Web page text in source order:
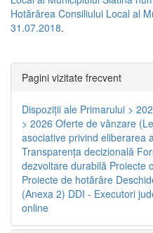
Hotărârea Consiliului Local al
31.07.2018.
Pagini vizitate frecvent
Dispoziţii ale Primarului >
> 2026 Oferte de vânzare
asociative privind eliberarea
Transparenţa decizională
dezvoltare durabilă Proiecte
Proiecte de hotărâre
(Anexa 2) DDI - Executori
online